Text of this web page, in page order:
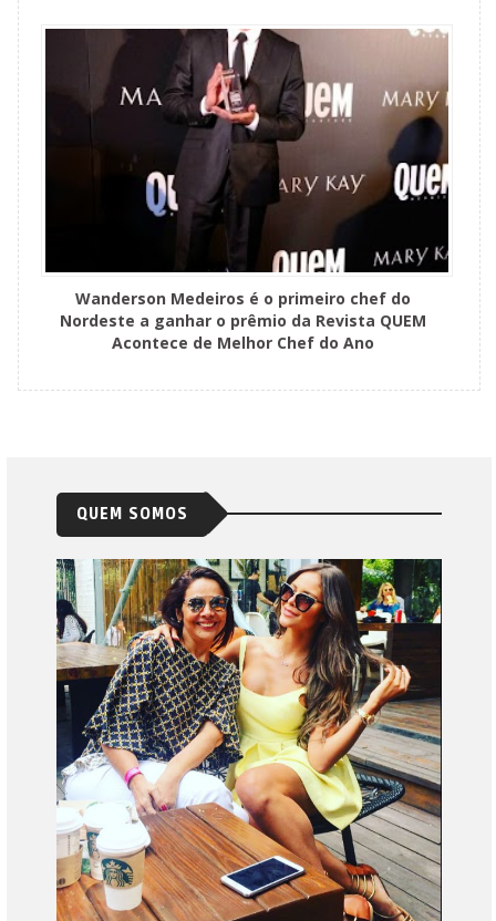
Wanderson Medeiros é o primeiro chef do
Nordeste a ganhar o prêmio da Revista QUEM
Acontece de Melhor Chef do Ano
QUEM SOMOS